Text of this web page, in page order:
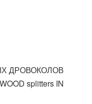
ДРОВОКОЛОВ
splitters IN